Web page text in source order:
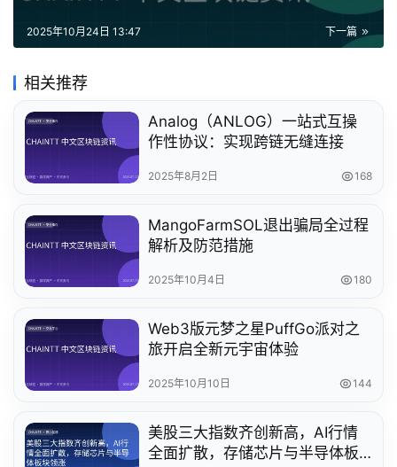
下一篇
2025年10月24日 13:47
相关推荐
Analog（ANLOG）一站式互操
作性协议：实现跨链无缝连接
2025年8月2日 168
MangoFarmSOL退出骗局全过程
解析及防范措施
2025年10月4日 180
Web3版元梦之星PuffGo派对之
旅开启全新元宇宙体验
2025年10月10日 144
美股三大指数齐创新高，AI行情
全面扩散，存储芯片与半导体板